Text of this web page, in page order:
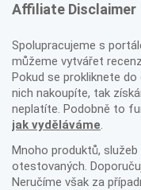
Affiliate Disclaimer
Spolupracujeme s
můžeme vytvářet
Pokud se prokliknete
nich nakoupíte, tak
neplatíte. Podobně to
jak vyděláváme.
Mnoho produktů,
otestovaných.
Neručíme však za